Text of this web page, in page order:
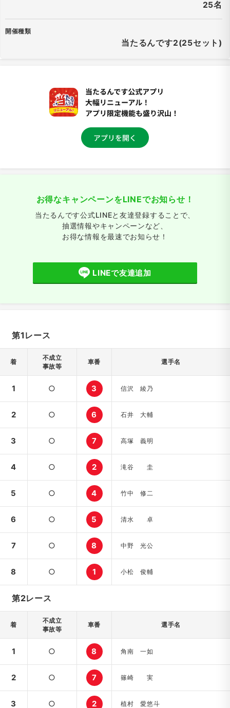
25名
開催種類
当たるんです2(25セット)
お得なキャンペーンをLINEでお知らせ！
当たるんです公式LINEと友達登録することで、
抽選情報やキャンペーンなど、
お得な情報を最速でお知らせ！
LINEで友達追加
第1レース
着
不成立
事故等
車番 選手名
1 ○ 3 信沢 綾乃
2 ○ 6 石井 大輔
3 ○ 7 高塚 義明
4 ○ 2 滝谷 圭
5 ○ 4 竹中 修二
6 ○ 5 清水 卓
7 ○ 8 中野 光公
8 ○ 1 小松 俊輔
第2レース
着
不成立
事故等
車番 選手名
1 ○ 8 角南 一如
2 ○ 7 篠崎 実
3 ○ 2 植村 愛悠斗